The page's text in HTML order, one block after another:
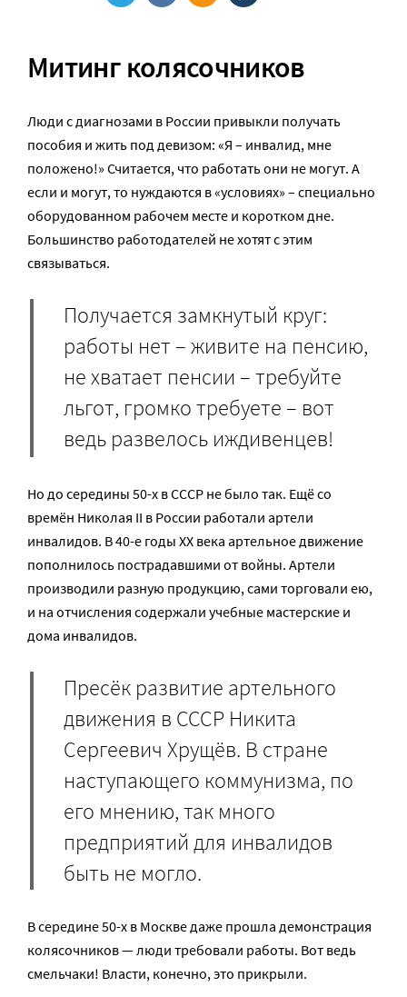
Митинг колясочников
Люди с диагнозами в России привыкли получать
пособия и жить под девизом: «Я – инвалид, мне
положено!» Считается, что работать они не могут. А
если и могут, то нуждаются в «условиях» – специально
оборудованном рабочем месте и коротком дне.
Большинство работодателей не хотят с этим
связываться.
Получается замкнутый круг:
работы нет – живите на пенсию,
не хватает пенсии – требуйте
льгот, громко требуете – вот
ведь развелось иждивенцев!
Но до середины 50-х в СССР не было так. Ещё со
времён Николая II в России работали артели
инвалидов. В 40-е годы XX века артельное движение
пополнилось пострадавшими от войны. Артели
производили разную продукцию, сами торговали ею,
и на отчисления содержали учебные мастерские и
дома инвалидов.
Пресёк развитие артельного
движения в СССР Никита
Сергеевич Хрущёв. В стране
наступающего коммунизма, по
его мнению, так много
предприятий для инвалидов
быть не могло.
В середине 50-х в Москве даже прошла демонстрация
колясочников — люди требовали работы. Вот ведь
смельчаки! Власти, конечно, это прикрыли.